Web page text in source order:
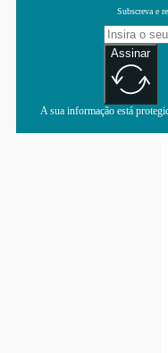
Subscreva e
Assinar
A sua informação está